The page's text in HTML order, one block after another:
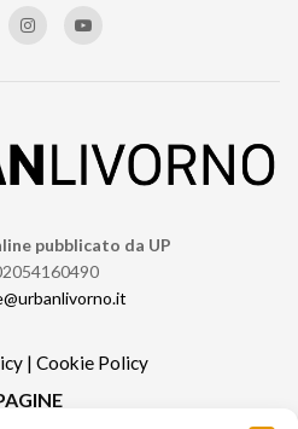
pubblicato da UP
| Cookie Policy